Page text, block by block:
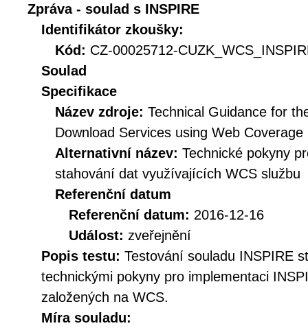
Zpráva - soulad s INSPIRE
Identifikátor zkoušky:
Kód: CZ-00025712-
Soulad
Specifikace
Název zdroje: Technical Guidance for
Download Services using Web
Alternativní název: Technické pokyny
stahování dat využívajících WCS službu
Referenční datum
Referenční datum: 2016-12-16
Událost: zveřejnění
Popis testu: Testování souladu INSPIRE
technickými pokyny pro implementaci
založených na WCS.
Míra souladu: